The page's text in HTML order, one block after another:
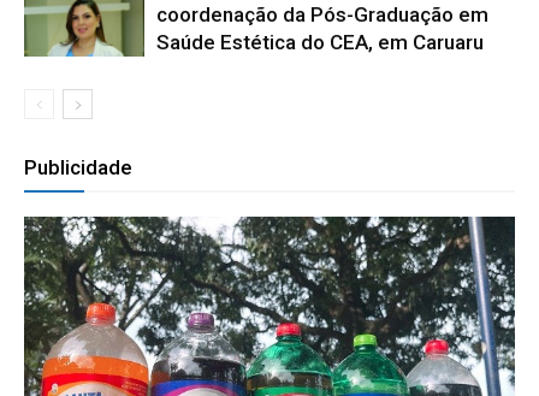
coordenação da Pós-Graduação em
Saúde Estética do CEA, em Caruaru
Publicidade